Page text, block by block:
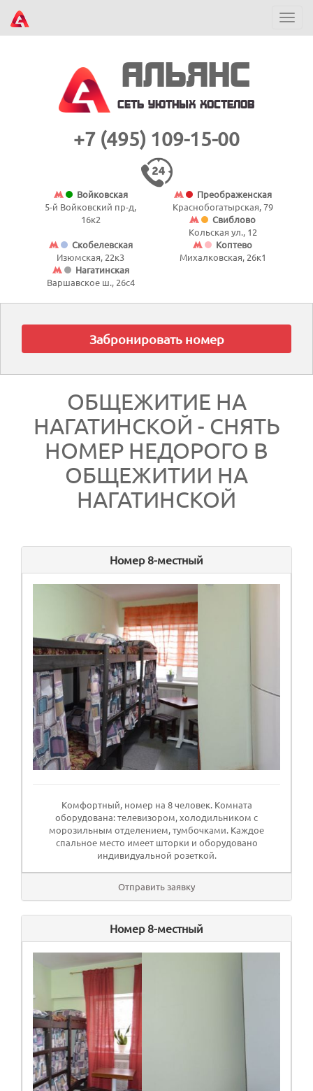
АЛЬЯНС
СЕТЬ УЮТНЫХ ХОСТЕЛОВ
+7 (495) 109-15-00
Войковская
5-й Войковский пр-д,
16к2
Преображенская
Краснобогатырская, 79
Свиблово
Кольская ул., 12
Скобелевская
Изюмская, 22к3
Коптево
Михалковская, 26к1
Нагатинская
Варшавское ш., 26с4
ОБЩЕЖИТИЕ НА
НАГАТИНСКОЙ - СНЯТЬ
НОМЕР НЕДОРОГО В
ОБЩЕЖИТИИ НА
НАГАТИНСКОЙ
Номер 8-местный
Комфортный, номер на 8 человек. Комната
оборудована: телевизором, холодильником с
морозильным отделением, тумбочками. Каждое
спальное место имеет шторки и оборудовано
индивидуальной розеткой.
Отправить заявку
Номер 8-местный